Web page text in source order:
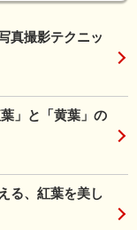
真撮影テクニッ
」と「黄葉」の
る、紅葉を美し